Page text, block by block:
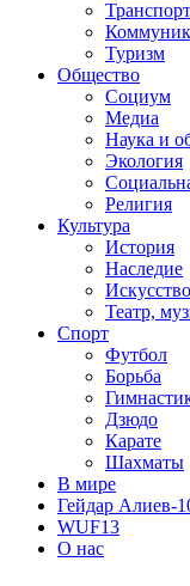
Транспорт
Туризм
Общество
Социум
Медиа
Наука и
Экология
Религия
Культура
История
Наследие
Искусство
Театр,
Спорт
Футбол
Борьба
Дзюдо
Карате
Шахматы
В мире
Гейдар Алиев-
WUF13
О нас